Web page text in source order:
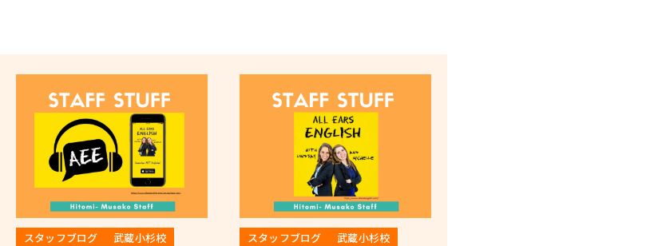
スタッフブログ 武蔵小杉校 スタッフブログ 武蔵小杉校